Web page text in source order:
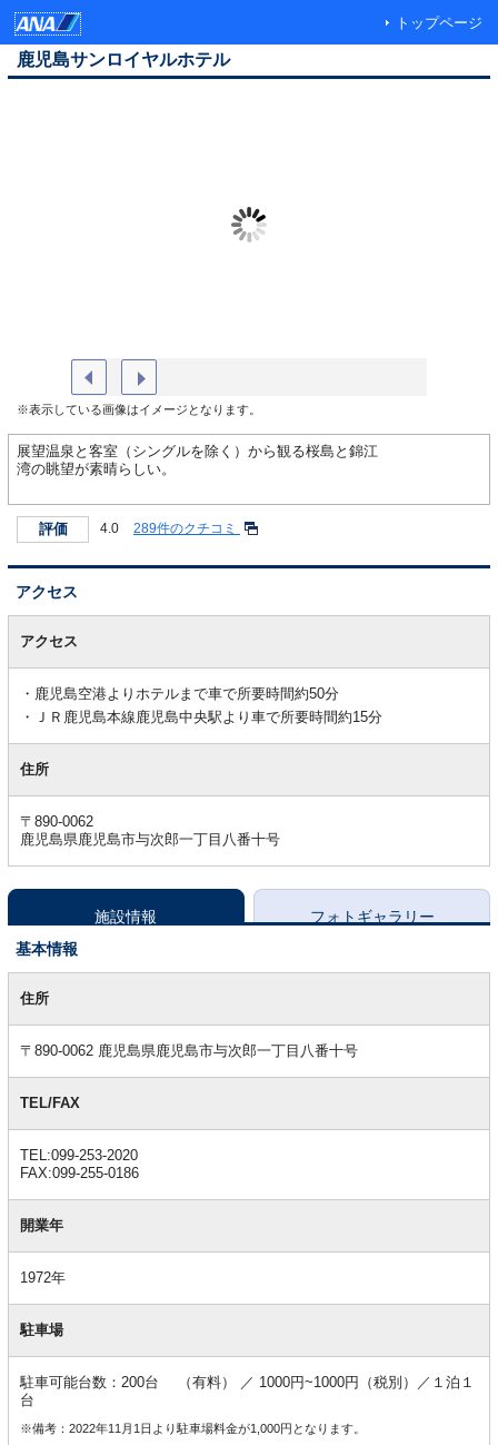
トップページ
鹿児島サンロイヤルホテル
※表示している画像はイメージとなります。
展望温泉と客室（シングルを除く）から観る桜島と錦江
湾の眺望が素晴らしい。
評価 4.0 289件のクチコミ
アクセス
アクセス
鹿児島空港よりホテルまで車で所要時間約50分
ＪＲ鹿児島本線鹿児島中央駅より車で所要時間約15分
住所
〒890-0062
鹿児島県鹿児島市与次郎一丁目八番十号
施設情報
フォトギャラリー
基本情報
本住所
〒890-0062 鹿児島県鹿児島市与次郎一丁目八番十号
TEL/FAX
TEL:099-253-2020
FAX:099-255-0186
開業年
1972年
駐車場
駐車可能台数：200台 （有料） ／ 1000円~1000円（税別）／１泊１
台
※備考：2022年11月1日より駐車場料金が1,000円となります。